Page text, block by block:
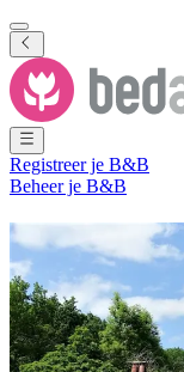
Registreer je B&B
Beheer je B&B
Lees je liever
Nederlands?
Sorry, de inhoud van
Nederlands.